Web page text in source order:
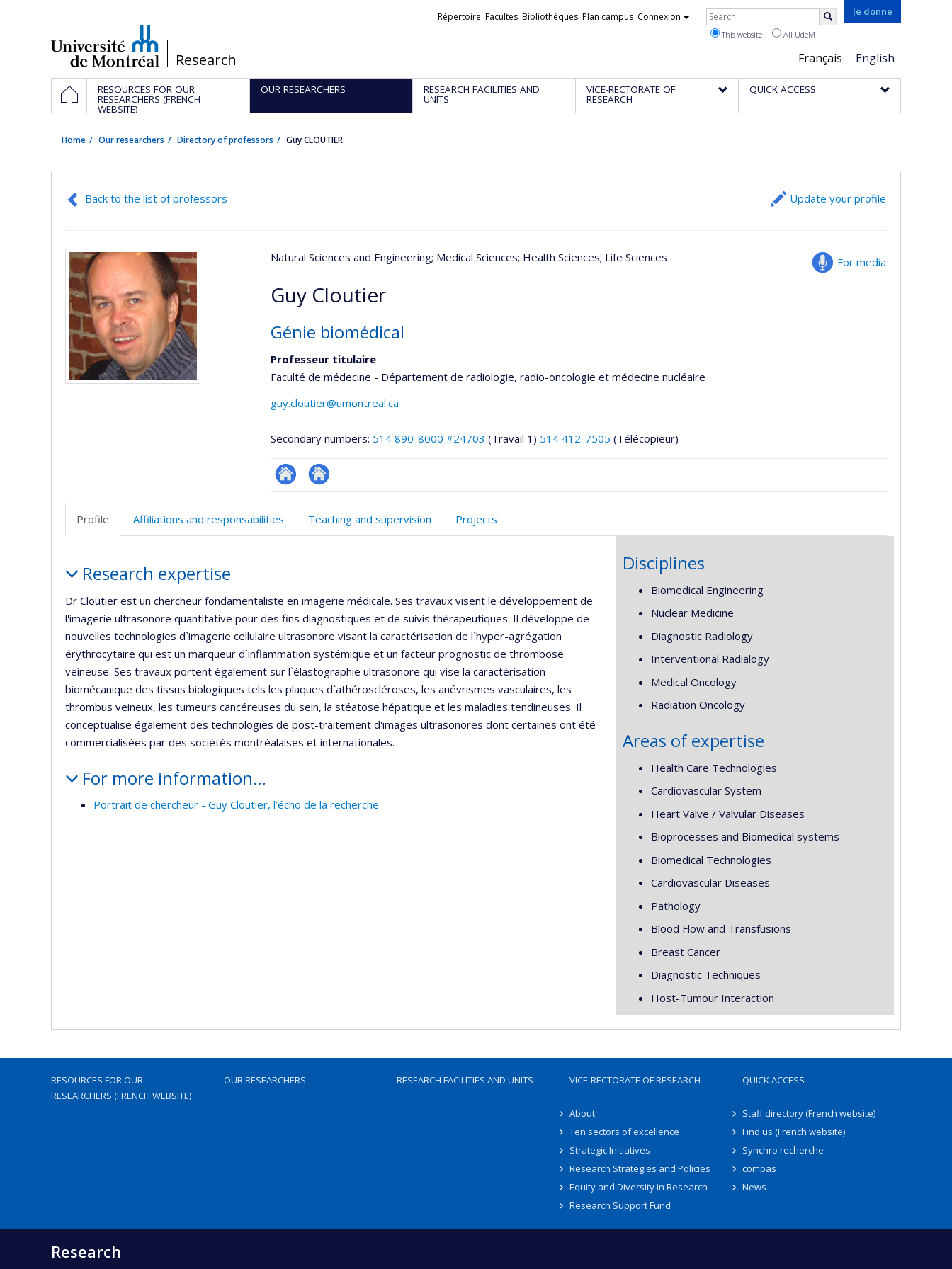
/Research
Je donne
Choix
de
la
Français English
Liens
Répertoire Facultés Bibliothèques Plan campus Connexion Rechercher
This website All UdeM
Navigation
principale
HOMERESOURCES FOR OUR
RESEARCHERS (FRENCH
WEBSITE)
OUR RESEARCHERS RESEARCH FACILITIES AND
UNITS
VICE-RECTORATE OF
RESEARCH
QUICK ACCESS
Home Our researchers Directory of professors Guy CLOUTIER
Back to the list of professors Update your profile
For media
Natural Sciences and Engineering; Medical Sciences; Health Sciences; Life Sciences
Guy Cloutier
Génie biomédical
Professeur titulaire
Faculté de médecine - Département de radiologie, radio-oncologie et médecine nucléaire
guy.cloutier@umontreal.ca
Secondary numbers: 514 890-8000 #24703 (Travail 1) 514 412-7505 (Télécopieur)
Site
Autre
Profile Affiliations and responsabilities Teaching and supervision Projects
Research expertise
Dr Cloutier est un chercheur fondamentaliste en imagerie médicale. Ses travaux visent le développement de
l'imagerie ultrasonore quantitative pour des fins diagnostiques et de suivis thérapeutiques. Il développe de
nouvelles technologies d`imagerie cellulaire ultrasonore visant la caractérisation de l`hyper-agrégation
érythrocytaire qui est un marqueur d`inflammation systémique et un facteur prognostic de thrombose
veineuse. Ses travaux portent également sur l`élastographie ultrasonore qui vise la caractérisation
biomécanique des tissus biologiques tels les plaques d`athéroscléroses, les anévrismes vasculaires, les
thrombus veineux, les tumeurs cancéreuses du sein, la stéatose hépatique et les maladies tendineuses. Il
conceptualise également des technologies de post-traitement d'images ultrasonores dont certaines ont été
commercialisées par des sociétés montréalaises et internationales.
For more information…
Portrait de chercheur - Guy Cloutier, l’écho de la recherche
Disciplines
Biomedical Engineering
Nuclear Medicine
Diagnostic Radiology
Interventional Radialogy
Medical Oncology
Radiation Oncology
Areas of expertise
Health Care Technologies
Cardiovascular System
Heart Valve / Valvular Diseases
Bioprocesses and Biomedical systems
Biomedical Technologies
Cardiovascular Diseases
Pathology
Blood Flow and Transfusions
Breast Cancer
Diagnostic Techniques
Host-Tumour Interaction
RESOURCES FOR OUR
RESEARCHERS (FRENCH WEBSITE)
OUR RESEARCHERS RESEARCH FACILITIES AND UNITS VICE-RECTORATE OF RESEARCH
About
Ten sectors of excellence
Strategic Initiatives
Research Strategies and Policies
Equity and Diversity in Research
Research Support Fund
QUICK ACCESS
Staff directory (French website)
Find us (French website)
Synchro recherche
compas
News
Research